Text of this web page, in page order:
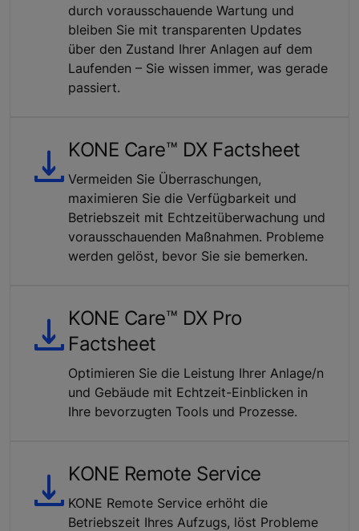
durch vorausschauende Wartung und
bleiben Sie mit transparenten Updates
über den Zustand Ihrer Anlagen auf dem
Laufenden – Sie wissen immer, was gerade
passiert.
KONE Care™ DX Factsheet
Vermeiden Sie Überraschungen,
maximieren Sie die Verfügbarkeit und
Betriebszeit mit Echtzeitüberwachung und
vorausschauenden Maßnahmen. Probleme
werden gelöst, bevor Sie sie bemerken.
KONE Care™ DX Pro
Factsheet
Optimieren Sie die Leistung Ihrer Anlage/n
und Gebäude mit Echtzeit-Einblicken in
Ihre bevorzugten Tools und Prozesse.
KONE Remote Service
KONE Remote Service erhöht die
Betriebszeit Ihres Aufzugs, löst Probleme